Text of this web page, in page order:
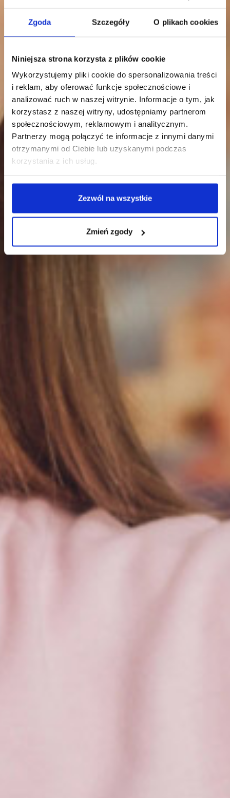
Zgoda Szczegóły O plikach cookies
Niniejsza strona korzysta z plików cookie
Wykorzystujemy pliki cookie do spersonalizowania treści
i reklam, aby oferować funkcje społecznościowe i
analizować ruch w naszej witrynie. Informacje o tym, jak
korzystasz z naszej witryny, udostępniamy partnerom
społecznościowym, reklamowym i analitycznym.
Partnerzy mogą połączyć te informacje z innymi danymi
otrzymanymi od Ciebie lub uzyskanymi podczas
korzystania z ich usług.
Zezwól na wszystkie
Zmień zgody